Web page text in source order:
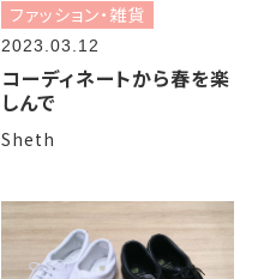
ファッション・雑貨
2023.03.12
コーディネートから春を楽
しんで
Sheth